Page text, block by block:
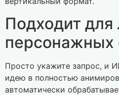
Подходит
персонажных
Просто укажите запрос, и
идею в полностью
автоматически